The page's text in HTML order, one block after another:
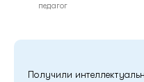
педагог
Получили